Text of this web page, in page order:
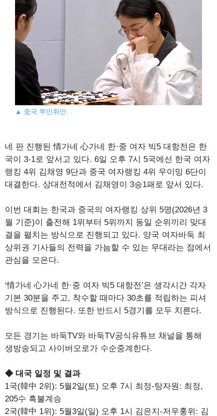
▲ 중국 루민취안.
네 판 진행된 情가네 心가네 한·중 여자 빅5 대항전은 한
국이 3-1로 앞서고 있다. 6일 오후 7시 5국에선 한국 여자
랭킹 4위 김채영 9단과 중국 여자랭킹 4위 우이밍 6단이
대결한다. 상대전적에서 김채영이 3승1패로 앞서 있다.
이번 대회는 한국과 중국의 여자랭킹 상위 5명(2026년 3
월 기준)이 출전해 1위부터 5위까지 동일 순위끼리 맞대
결을 펼치는 방식으로 진행되고 있다. 양국 여자바둑 최
상위권 기사들의 전력을 가늠할 수 있는 무대라는 점에서
관심을 모은다.
‘情가네 心가네 한·중 여자 빅5 대항전’은 생각시간 각자
기본 30분을 주고, 착수할 때마다 30초를 적립하는 피셔
방식으로 진행된다. 또한 반드시 5경기를 모두 치른다.
모든 경기는 바둑TV와 바둑TV공식유튜브 채널을 통해
생방송되고 사이버오로가 수순중계한다.
◆ 대국 일정 및 결과
1국(韓中 2위): 5월2일(토) 오후 7시 최정-탕자원: 최정,
205수 흑불계승
2국(韓中 1위): 5월3일(일) 오후 1시 김은지-저우훙위: 김